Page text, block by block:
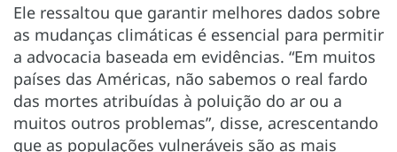
Ele ressaltou que garantir melhores dados sobre
as mudanças climáticas é essencial para permitir
a advocacia baseada em evidências. “Em muitos
países das Américas, não sabemos o real fardo
das mortes atribuídas à poluição do ar ou a
muitos outros problemas”, disse, acrescentando
que as populações vulneráveis são as mais